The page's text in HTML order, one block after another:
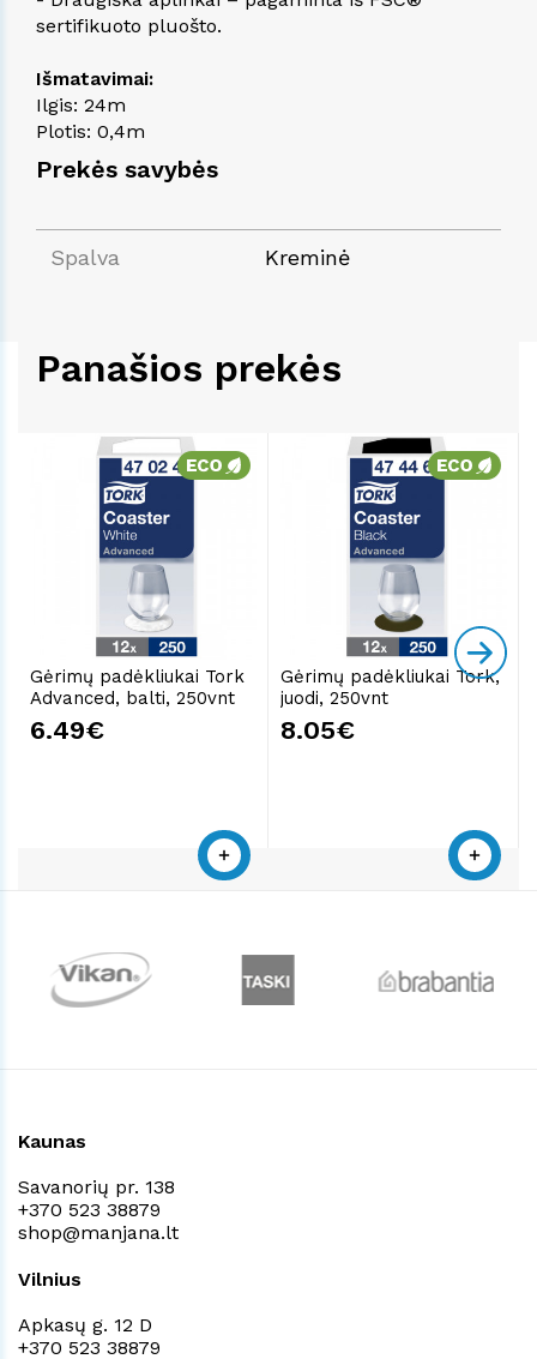
Prekės savybės
Spalva Kreminė
sertifikuoto pluošto.
Išmatavimai:
Ilgis: 24m
Plotis: 0,4m
Panašios prekės
Gėrimų padėkliukai Tork
Advanced, balti, 250vnt
6.49€
Gėrimų padėkliukai Tork,
juodi, 250vnt
8.05€
Kaunas
Savanorių pr. 138
+370 523 38879
shop@manjana.lt
Vilnius
Apkasų g. 12 D
+370 523 38879